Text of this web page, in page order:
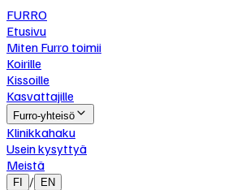
FURRO
Etusivu
Miten Furro toimii
Koirille
Kissoille
Kasvattajille
Furro-yhteisö
Klinikkahaku
Usein kysyttyä
Meistä
FI / EN